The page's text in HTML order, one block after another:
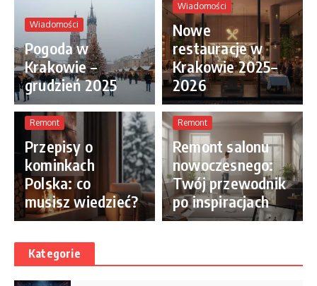
Wiadomości
Pogoda w
Krakowie –
grudzień 2025
Wiadomości
Nowe
restauracje w
Krakowie 2025–
2026
Remont
Przepisy o
kominkach
Polska: co
musisz wiedzieć?
Remont
Remont salonu
nowoczesnego:
Twój przewodnik
po inspiracjach
Kategorie